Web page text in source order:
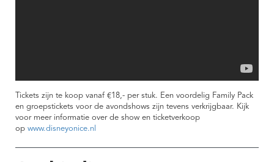
Tickets zijn te koop vanaf €18,- per stuk. Een voordelig Family Pack
en groepstickets voor de avondshows zijn tevens verkrijgbaar. Kijk
voor meer informatie over de show en ticketverkoop
op www.disneyonice.nl